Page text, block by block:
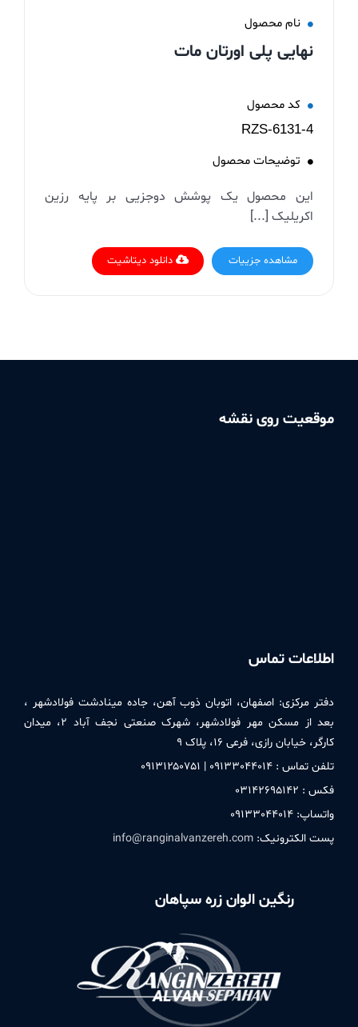
نام محصول
نهایی پلی اورتان مات
کد محصول
RZS-6131-4
توضیحات محصول
این محصول یک پوشش دوجزیی بر پایه رزین
اکریلیک [...]
مشاهده جزییات دانلود دیتاشیت
موقعیت روی نقشه
اطلاعات تماس
دفتر مركزی: اصفهان، اتوبان ذوب آهن، جاده مینادشت فولادشهر ،
بعد از مسکن مهر فولادشهر، شهرک صنعتی نجف آباد ۲، میدان
کارگر، خیابان رازی، فرعی ۱۶، پلاک ۹
تلفن تماس : ۰۹۱٣٣۰۴۴۰۱۴ | ۰۹۱٣۱۲۵۰٧۵۱
فکس : ۰٣۱۴۲۶۹۵۱۴۲
واتساپ: ۰۹۱٣٣۰۴۴۰۱۴
پست الکترونیک: info@ranginalvanzereh.com
رنگین الوان زره سپاهان